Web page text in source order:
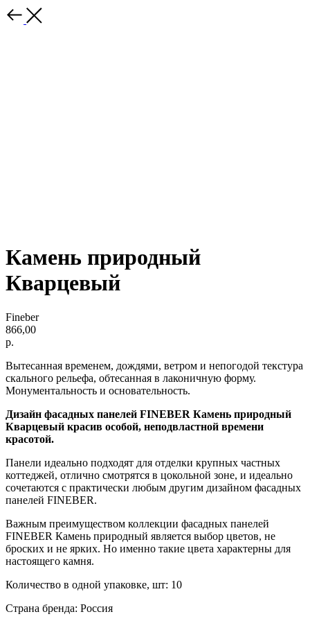
Камень природный
Кварцевый
Fineber
866,00
р.
Вытесанная временем, дождями, ветром и непогодой текстура
скального рельефа, обтесанная в лаконичную форму.
Монументальность и основательность.
Дизайн фасадных панелей FINEBER Камень природный
Кварцевый красив особой, неподвластной времени
красотой.
Панели идеально подходят для отделки крупных частных
коттеджей, отлично смотрятся в цокольной зоне, и идеально
сочетаются с практически любым другим дизайном фасадных
панелей FINEBER.
Важным преимуществом коллекции фасадных панелей
FINEBER Камень природный является выбор цветов, не
броских и не ярких. Но именно такие цвета характерны для
настоящего камня.
Количество в одной упаковке, шт: 10
Страна бренда: Россия